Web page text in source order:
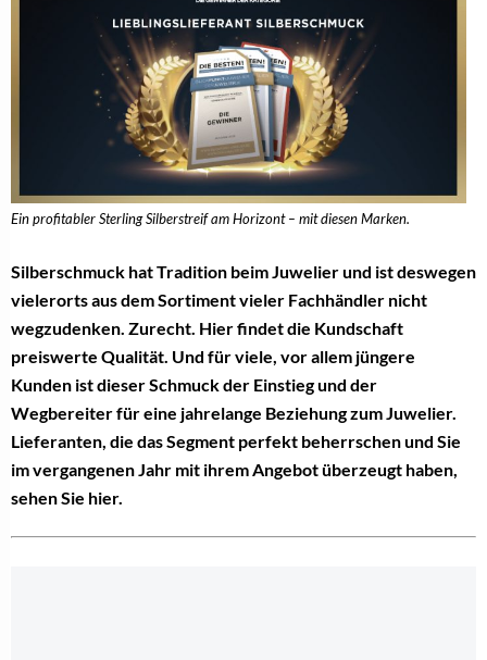
Ein profitabler Sterling Silberstreif am Horizont – mit diesen Marken.
Silberschmuck hat Tradition beim Juwelier und ist deswegen
vielerorts aus dem Sortiment vieler Fachhändler nicht
wegzudenken. Zurecht. Hier findet die Kundschaft
preiswerte Qualität. Und für viele, vor allem jüngere
Kunden ist dieser Schmuck der Einstieg und der
Wegbereiter für eine jahrelange Beziehung zum Juwelier.
Lieferanten, die das Segment perfekt beherrschen und Sie
im vergangenen Jahr mit ihrem Angebot überzeugt haben,
sehen Sie hier.